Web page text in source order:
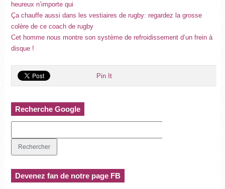
heureux n’importe qui
Ça chauffe aussi dans les vestiaires de rugby: regardez la grosse
colère de ce coach de rugby
Cet homme nous montre son système de refroidissement d’un frein à
disque !
Pin It
Recherche Google
Devenez fan de notre page FB